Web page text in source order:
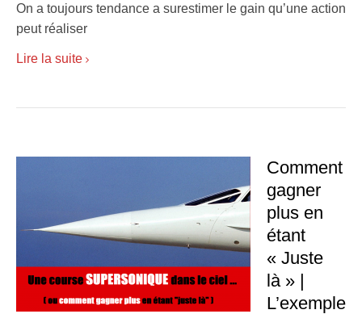
On a toujours tendance a surestimer le gain qu’une action
peut réaliser
Lire la suite
Comment
gagner
plus en
étant
« Juste
là » |
L’exemple